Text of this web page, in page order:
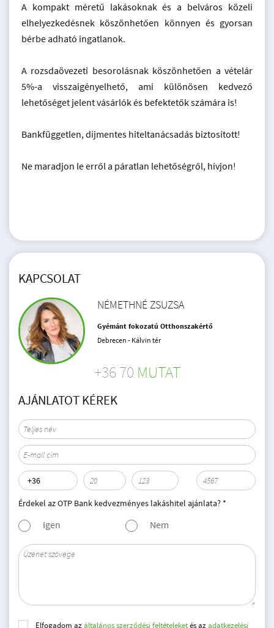
A kompakt méretű lakásoknak és a belváros közeli
elhelyezkedésnek köszönhetően könnyen és gyorsan
bérbe adható ingatlanok.
A rozsdaövezeti besorolásnak köszönhetően a vételár
5%-a visszaigényelhető, ami különösen kedvező
lehetőséget jelent vásárlók és befektetők számára is!
Bankfüggetlen, díjmentes hiteltanácsadás biztosított!
Ne maradjon le erről a páratlan lehetőségről, hívjon!
KAPCSOLAT
NÉMETHNÉ ZSUZSA
Gyémánt fokozatú Otthonszakértő
Debrecen - Kálvin tér
+36 70 MUTAT
AJÁNLATOT KÉREK
Érdekel az OTP Bank kedvezményes lakáshitel ajánlata? *
Igen Nem
Elfogadom azáltalános szerződési feltételeketés azadatkezelési